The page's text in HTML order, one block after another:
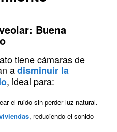
Buena
tiene cámaras de
adisminuir la
, ideal para:
el ruido sin perder luz natural.
, reduciendo el sonido